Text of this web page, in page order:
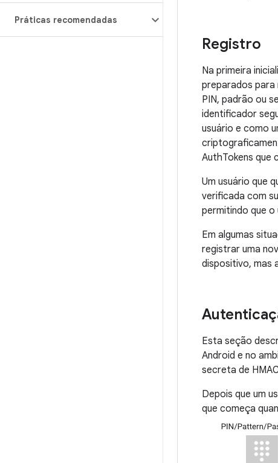
Práticas recomendadas
Registro
Na primeira
preparados para
PIN, padrão ou
identificador
usuário e como
AuthTokens que
Um usuário que
verificada com
permitindo que o
Em algumas
registrar uma
dispositivo, mas
Esta seção
Android e no
secreta de
Depois que um
que começa